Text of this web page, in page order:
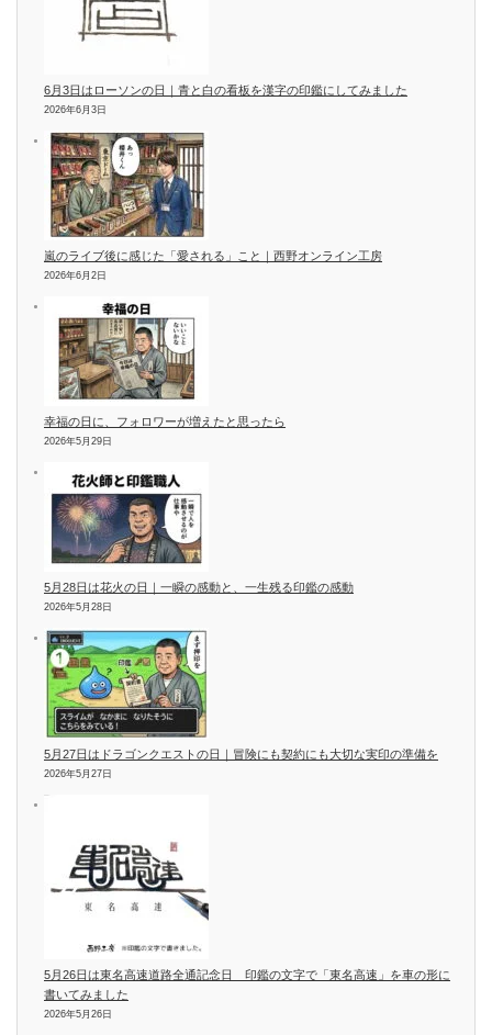
6月3日はローソンの日｜青と白の看板を漢字の印鑑にしてみました
2026年6月3日
嵐のライブ後に感じた「愛される」こと｜西野オンライン工房
2026年6月2日
幸福の日に、フォロワーが増えたと思ったら
2026年5月29日
5月28日は花火の日｜一瞬の感動と、一生残る印鑑の感動
2026年5月28日
5月27日はドラゴンクエストの日｜冒険にも契約にも大切な実印の準備を
2026年5月27日
5月26日は東名高速道路全通記念日 印鑑の文字で「東名高速」を車の形に
書いてみました
2026年5月26日